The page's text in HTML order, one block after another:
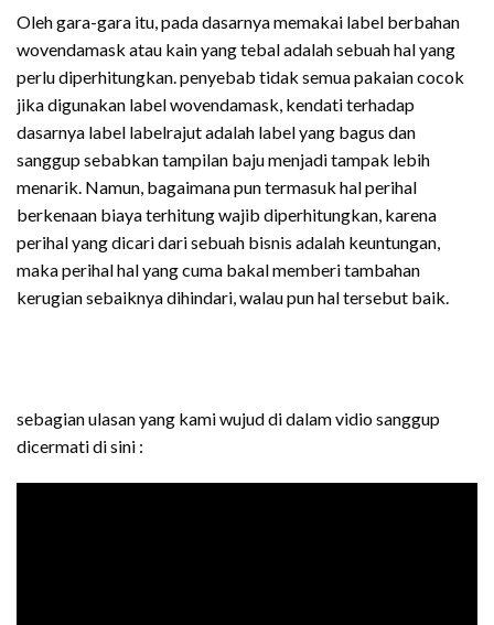
Oleh gara-gara itu, pada dasarnya memakai label berbahan
wovendamask atau kain yang tebal adalah sebuah hal yang
perlu diperhitungkan. penyebab tidak semua pakaian cocok
jika digunakan label wovendamask, kendati terhadap
dasarnya label labelrajut adalah label yang bagus dan
sanggup sebabkan tampilan baju menjadi tampak lebih
menarik. Namun, bagaimana pun termasuk hal perihal
berkenaan biaya terhitung wajib diperhitungkan, karena
perihal yang dicari dari sebuah bisnis adalah keuntungan,
maka perihal hal yang cuma bakal memberi tambahan
kerugian sebaiknya dihindari, walau pun hal tersebut baik.
sebagian ulasan yang kami wujud di dalam vidio sanggup
dicermati di sini :